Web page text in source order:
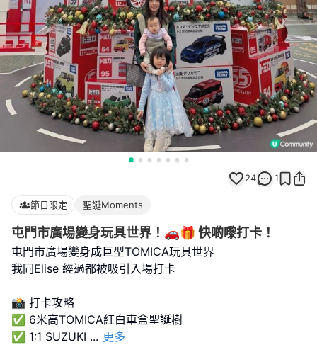
24 1
節日限定 聖誕Moments
屯門市廣場變身玩具世界！🚗🎁 快啲嚟打卡！
屯門市廣場變身成巨型TOMICA玩具世界
我同Elise 經過都被吸引入場打卡
📸 打卡攻略
✅ 6米高TOMICA紅白車盒聖誕樹
✅ 1:1 SUZUKI ... 更多